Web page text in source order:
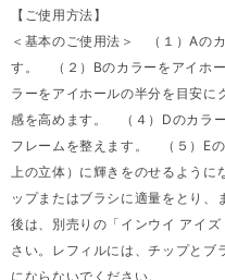
【ご使用方法】
＜基本のご使用法＞ （１）Aの
す。 （２）Bのカラーをアイホ
ラーをアイホールの半分を目安に
感を高めます。 （４）Dのカラ
フレームを整えます。 （５）E
上の立体）に輝きをのせるよ
ップまたはブラシに適量をとり
後は、別売りの「インウイ アイ
さい。レフィルには、チップとブ
にならないでください。